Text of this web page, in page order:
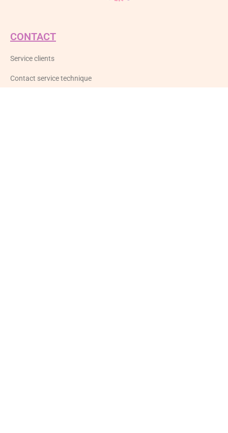
CONTACT
Service clients
Contact service technique